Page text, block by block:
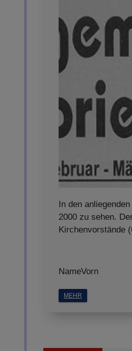
In den
2000 zu sehen.
Kirchenvorstände
NameVorn
MEHR